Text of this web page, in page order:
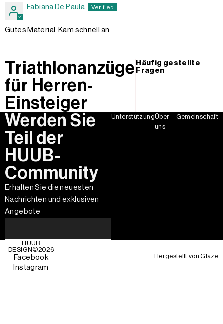
Fabiana De Paula
Gutes Material. Kam schnell an.
Triathlonanzüge
für Herren-
Einsteiger
Häufig gestellte
Fragen
Werden Sie
Teil der
HUUB-
Community
Erhalten Sie die neuesten
Nachrichten und exklusiven
Angebote
UnterstützungÜber
uns
Gemeinschaft
HUUB
DESIGN©2026
Facebook
Instagram
Hergestellt vonGlaze